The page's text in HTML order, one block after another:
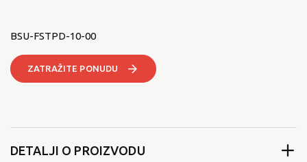
BSU-FSTPD-10-00
ZATRAŽITE PONUDU
DETALJI O PROIZVODU